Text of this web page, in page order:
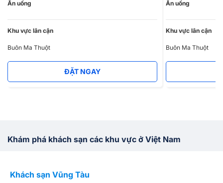
Ăn uống
Khu vực lân cận
Buôn Ma Thuột
ĐẶT NGAY
Ăn uống
Khu vực lân cận
Buôn Ma Thuột
Khám phá khách sạn các khu vực ở Việt Nam
Khách sạn Vũng Tàu